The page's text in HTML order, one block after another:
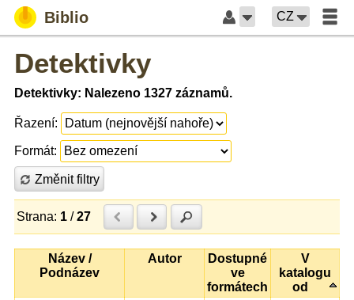
Biblio CZ
Detektivky
Detektivky: Nalezeno 1327 záznamů.
Řazení:
Formát:
Změnit filtry
Strana: 1 /27 Předchozí
Další
Název /
Podnázev
Autor
Dostupné
ve
formátech
V
katalogu
od